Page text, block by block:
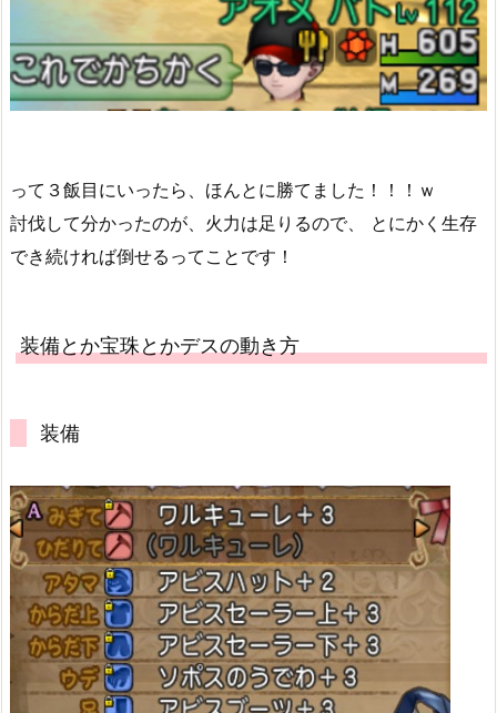
って３飯目にいったら、ほんとに勝てました！！！ｗ
討伐して分かったのが、火力は足りるので、 とにかく生存
でき続ければ倒せるってことです！
装備とか宝珠とかデスの動き方
装備